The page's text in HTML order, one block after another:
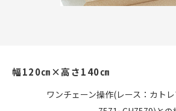
幅120㎝×高さ140㎝
ワンチェーン操作(レース：カト